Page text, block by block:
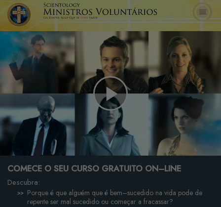
Play
Video
COMECE O SEU CURSO GRATUITO ON–LINE
Descubra:
Porque é que alguém que é bem–sucedido na vida pode de
repente ser mal sucedido ou começar a fracassar?